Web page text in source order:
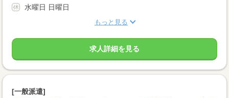
水曜日 日曜日
もっと見る
求人詳細を見る
[一般派遣]